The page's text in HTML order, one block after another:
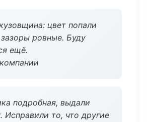
цвет попали
ровные. Буду
ещё.
подробная, выдали
Исправили то, что другие